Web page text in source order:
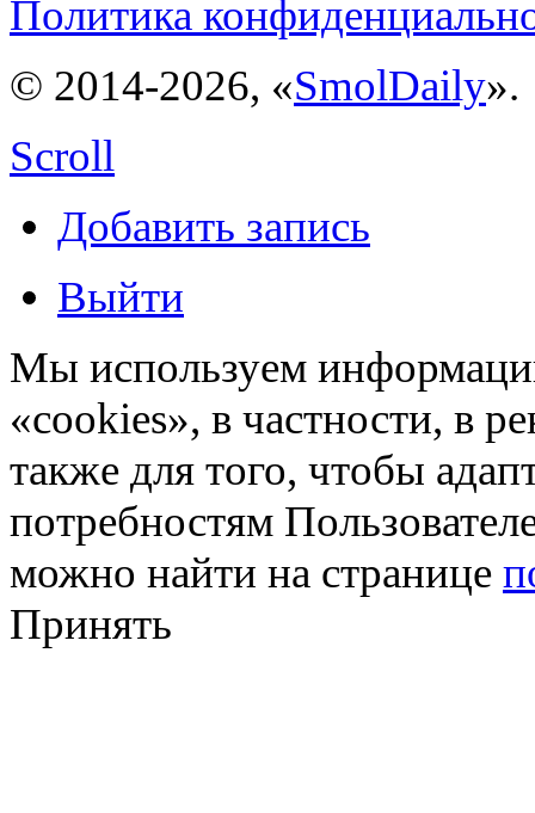
Политика
© 2014-2026, «SmolDaily».
Scroll
Добавить запись
Выйти
Мы используем
«cookies», в частности, в
также для того, чтобы
потребностям
можно найти на странице
Принять